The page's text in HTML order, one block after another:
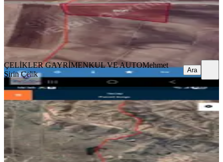
3.950.000 ₺
ÇELİKLER GAYRİMENKUL VE AUTO Mehmet Şirin Çelik
Ara
ÇELİKLER GAYRİMENKUL VE AUTOMehmet
Şirin Çelik
Ara
Her Türlü Yapıya Uygun 15.5 Dönüm
Müstakil Acil Satılık Arsa
Eğil, Baysu Mahallesi
15611 m²·426/m² ·20.04.2026